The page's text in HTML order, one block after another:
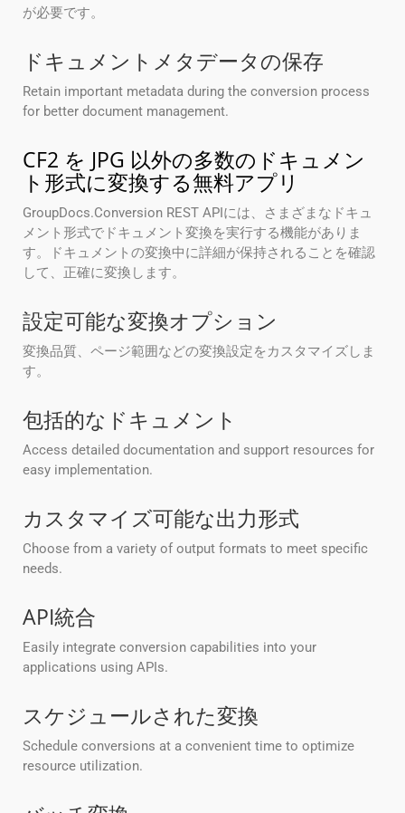
が必要です。
ドキュメントメタデータの保存
Retain important metadata during the conversion process
for better document management.
CF2 を JPG 以外の多数のドキュメン
ト形式に変換する無料アプリ
GroupDocs.Conversion REST APIには、さまざまなドキュ
メント形式でドキュメント変換を実行する機能がありま
す。ドキュメントの変換中に詳細が保持されることを確認
して、正確に変換します。
設定可能な変換オプション
変換品質、ページ範囲などの変換設定をカスタマイズしま
す。
包括的なドキュメント
Access detailed documentation and support resources for
easy implementation.
カスタマイズ可能な出力形式
Choose from a variety of output formats to meet specific
needs.
API統合
Easily integrate conversion capabilities into your
applications using APIs.
スケジュールされた変換
Schedule conversions at a convenient time to optimize
resource utilization.